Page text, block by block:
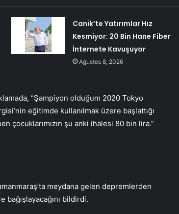
Canik’te Yatırımlar Hız
Kesmiyor: 20 Bin Hane Fiber
İnternete Kavuşuyor
Ağustos 8, 2026
“Şampiyon olduğum 2020 Tokyo
eğitimde kullanılmak üzere başlattığı
çocuklarımızın şu anki ihalesi 80 bin lira.”
meydana gelen depremlerden
bağışlayacağını bildirdi.